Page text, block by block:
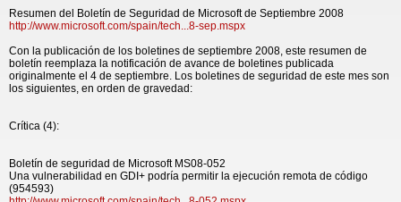
Resumen del Boletín de Seguridad de Microsoft de Septiembre 2008
http://www.microsoft.com/spain/tech...8-sep.mspx
Con la publicación de los boletines de septiembre 2008, este resumen de
boletín reemplaza la notificación de avance de boletines publicada
originalmente el 4 de septiembre. Los boletines de seguridad de este mes son
los siguientes, en orden de gravedad:
Crítica (4):
Boletín de seguridad de Microsoft MS08-052
Una vulnerabilidad en GDI+ podría permitir la ejecución remota de código
(954593)